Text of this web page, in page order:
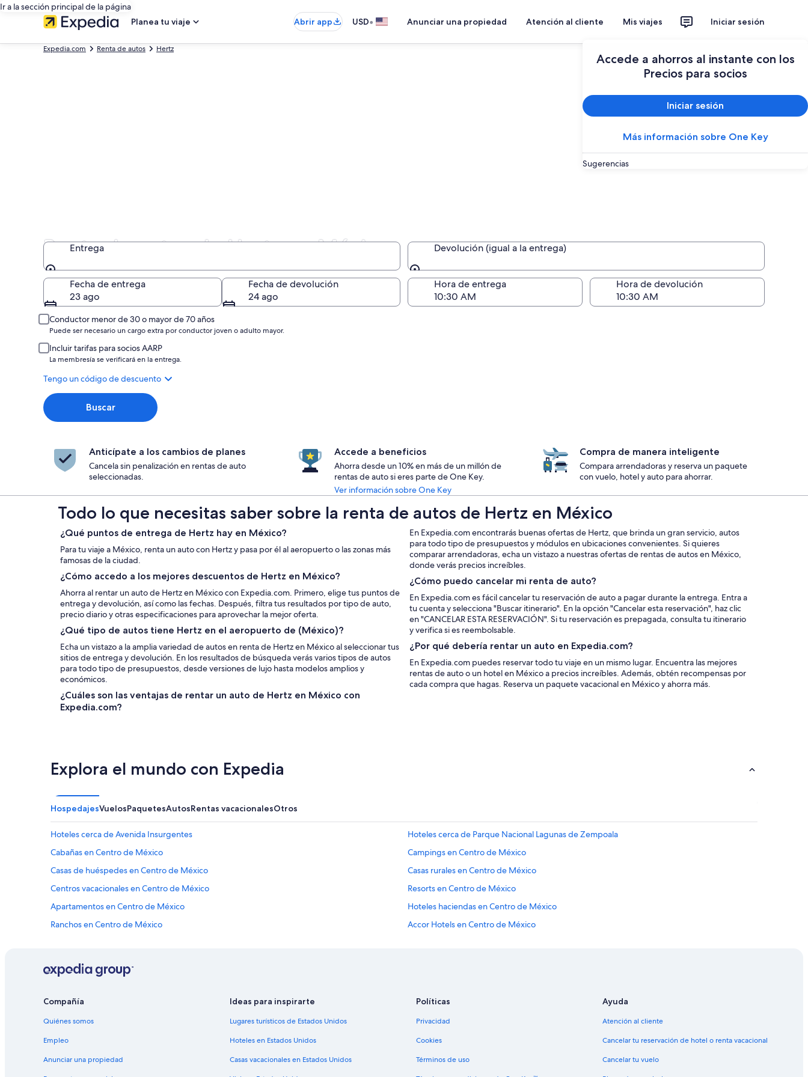
Ir a la sección principal de la página
Planea tu viaje
Abrir app USD• Anunciar una propiedad Atención al cliente Mis viajes Iniciar sesión
Accede a ahorros al instante con los
Precios para socios
Iniciar sesión
Más información sobre One Key
Sugerencias
Expedia.com Renta de autos Hertz
Renta de autos de Hertz en México
Entrega
Entrega
Devolución (igual a la entrega)
Devolución (igual a la entrega)
Fecha de entrega
23 ago
Fecha de devolución
24 ago
Hora de entrega Hora de devolución
Conductor menor de 30 o mayor de 70 años
Puede ser necesario un cargo extra por conductor joven o adulto mayor.
Incluir tarifas para socios AARP
La membresía se verificará en la entrega.
Tengo un código de descuento
Buscar
Anticípate a los cambios de planes
Cancela sin penalización en rentas de auto
seleccionadas.
Accede a beneficios
Ahorra desde un 10% en más de un millón de
rentas de auto si eres parte de One Key.
Ver información sobre One Key
Compra de manera inteligente
Compara arrendadoras y reserva un paquete
con vuelo, hotel y auto para ahorrar.
Todo lo que necesitas saber sobre la renta de autos de Hertz en México
¿Qué puntos de entrega de Hertz hay en México?
Para tu viaje a México, renta un auto con Hertz y pasa por él al aeropuerto o las zonas más
famosas de la ciudad.
¿Cómo accedo a los mejores descuentos de Hertz en México?
Ahorra al rentar un auto de Hertz en México con Expedia.com. Primero, elige tus puntos de
entrega y devolución, así como las fechas. Después, filtra tus resultados por tipo de auto,
precio diario y otras especificaciones para aprovechar la mejor oferta.
¿Qué tipo de autos tiene Hertz en el aeropuerto de (México)?
Echa un vistazo a la amplia variedad de autos en renta de Hertz en México al seleccionar tus
sitios de entrega y devolución. En los resultados de búsqueda verás varios tipos de autos
para todo tipo de presupuestos, desde versiones de lujo hasta modelos amplios y
económicos.
¿Cuáles son las ventajas de rentar un auto de Hertz en México con
Expedia.com?
En Expedia.com encontrarás buenas ofertas de Hertz, que brinda un gran servicio, autos
para todo tipo de presupuestos y módulos en ubicaciones convenientes. Si quieres
comparar arrendadoras, echa un vistazo a nuestras ofertas de rentas de autos en México,
donde verás precios increíbles.
¿Cómo puedo cancelar mi renta de auto?
En Expedia.com es fácil cancelar tu reservación de auto a pagar durante la entrega. Entra a
tu cuenta y selecciona "Buscar itinerario". En la opción "Cancelar esta reservación", haz clic
en "CANCELAR ESTA RESERVACIÓN". Si tu reservación es prepagada, consulta tu itinerario
y verifica si es reembolsable.
¿Por qué debería rentar un auto en Expedia.com?
En Expedia.com puedes reservar todo tu viaje en un mismo lugar. Encuentra las mejores
rentas de auto o un hotel en México a precios increíbles. Además, obtén recompensas por
cada compra que hagas. Reserva un paquete vacacional en México y ahorra más.
Explora el mundo con Expedia
HospedajesVuelosPaquetesAutosRentas vacacionalesOtros
Hoteles cerca de Avenida Insurgentes
Hoteles cerca de Parque Nacional Lagunas de Zempoala
Cabañas en Centro de México
Campings en Centro de México
Casas de huéspedes en Centro de México
Casas rurales en Centro de México
Centros vacacionales en Centro de México
Resorts en Centro de México
Apartamentos en Centro de México
Hoteles haciendas en Centro de México
Ranchos en Centro de México
Accor Hotels en Centro de México
Hoteles en la playa en Centro de México
Hoteles históricos en Centro de México
Hoteles románticos en Centro de México
Compañía
Quiénes somos
Empleo
Anunciar una propiedad
Ideas para inspirarte
Lugares turísticos de Estados Unidos
Hoteles en Estados Unidos
Casas vacacionales en Estados Unidos
Políticas
Privacidad
Cookies
Términos de uso
Ayuda
Atención al cliente
Cancelar tu reservación de hotel o renta vacacional
Cancelar tu vuelo